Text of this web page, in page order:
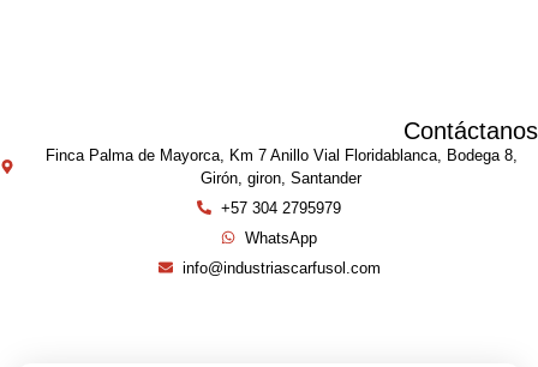
Contáctanos
Finca Palma de Mayorca, Km 7 Anillo Vial Floridablanca, Bodega 8,
Girón, giron, Santander
+57 304 2795979
WhatsApp
info@industriascarfusol.com